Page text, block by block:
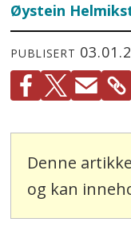
Øystein
PUBLISERT
Denne
og kan